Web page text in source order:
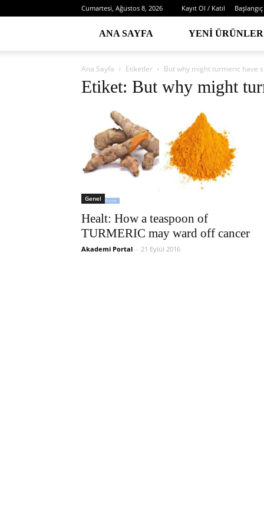
Cumartesi, Ağustos 8, 2026 Kayıt Ol / Katıl Başlangıç
ANA SAYFA YENI ÜRÜNLER
Ana Sayfa Etiketler But why might turmeric have
Etiket: But why might
Genel
Healt: How a teaspoon of
TURMERIC may ward off cancer
Akademi Portal - 21 Eylül 2016